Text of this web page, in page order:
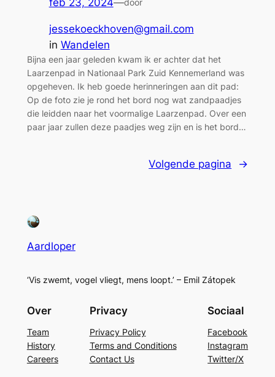
feb 23, 2024—door
jessekoeckhoven@gmail.com
in Wandelen
Bijna een jaar geleden kwam ik er achter dat het
Laarzenpad in Nationaal Park Zuid Kennemerland was
opgeheven. Ik heb goede herinneringen aan dit pad:
Op de foto zie je rond het bord nog wat zandpaadjes
die leidden naar het voormalige Laarzenpad. Over een
paar jaar zullen deze paadjes weg zijn en is het bord…
Volgende pagina →
Aardloper
‘Vis zwemt, vogel vliegt, mens loopt.’ – Emil Zátopek
Over
Team
History
Careers
Privacy
Privacy Policy
Terms and Conditions
Contact Us
Sociaal
Facebook
Instagram
Twitter/X